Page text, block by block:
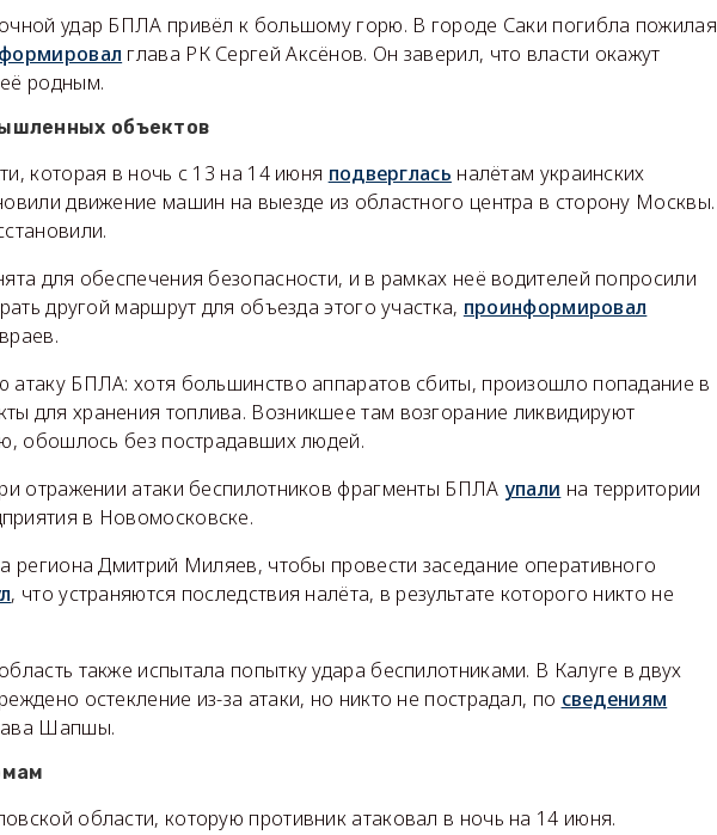
удар БПЛА привёл к большому горю. В городе Саки погибла пожилая
глава РК Сергей Аксёнов. Он заверил, что власти окажут
родным.
объектов
которая в ночь с 13 на 14 июня подверглась налётам украинских
движение машин на выезде из областного центра в сторону Москвы.
для обеспечения безопасности, и в рамках неё водителей попросили
другой маршрут для объезда этого участка, проинформировал
атаку БПЛА: хотя большинство аппаратов сбиты, произошло попадание в
для хранения топлива. Возникшее там возгорание ликвидируют
обошлось без пострадавших людей.
отражении атаки беспилотников фрагменты БПЛА упали на территории
в Новомосковске.
региона Дмитрий Миляев, чтобы провести заседание оперативного
, что устраняются последствия налёта, в результате которого никто не
также испытала попытку удара беспилотниками. В Калуге в двух
остекление из-за атаки, но никто не пострадал, по сведениям
Шапшы.
области, которую противник атаковал в ночь на 14 июня.